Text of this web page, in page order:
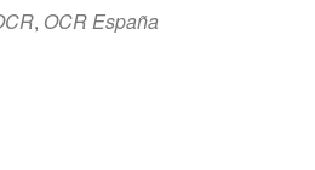
, OCR España